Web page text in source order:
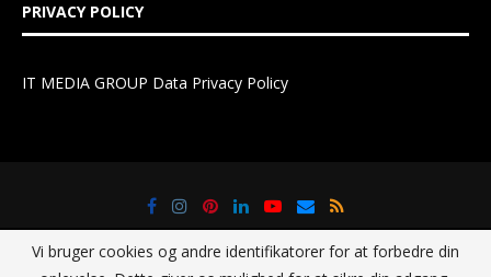
PRIVACY POLICY
IT MEDIA GROUP Data Privacy Policy
Vi bruger cookies og andre identifikatorer for at forbedre din